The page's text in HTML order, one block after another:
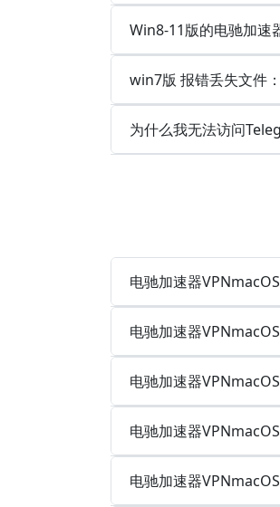
Win8-11版的电驰加速
win7版 报错丢失文件
为什么我无法访问
电驰加速器
电驰加速器
电驰加速器
电驰加速器
电驰加速器